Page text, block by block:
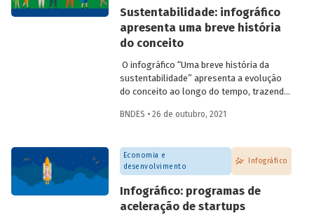
conter o aquecimento global e as
mudanças climáticas.
Sustentabilidade: infográfico
apresenta uma breve história
do conceito
O infográfico “Uma breve história da
sustentabilidade” apresenta a evolução
do conceito ao longo do tempo, trazendo
no esforço global em prol do
BNDES • 26 de outubro, 2021
Economia e
desenvolvimento
Infográfico
Infográfico: programas de
aceleração de startups